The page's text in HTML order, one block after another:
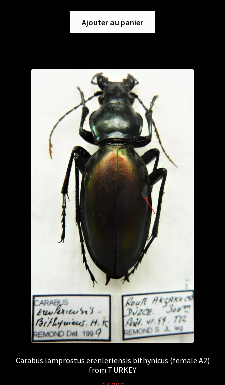
Ajouter au panier
Carabus lamprostus erenleriensis bithynicus (female A2)
from TURKEY